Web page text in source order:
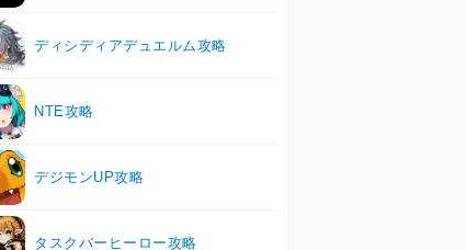
ディシディアデュエルム攻略
NTE攻略
デジモンUP攻略
タスクバーヒーロー攻略